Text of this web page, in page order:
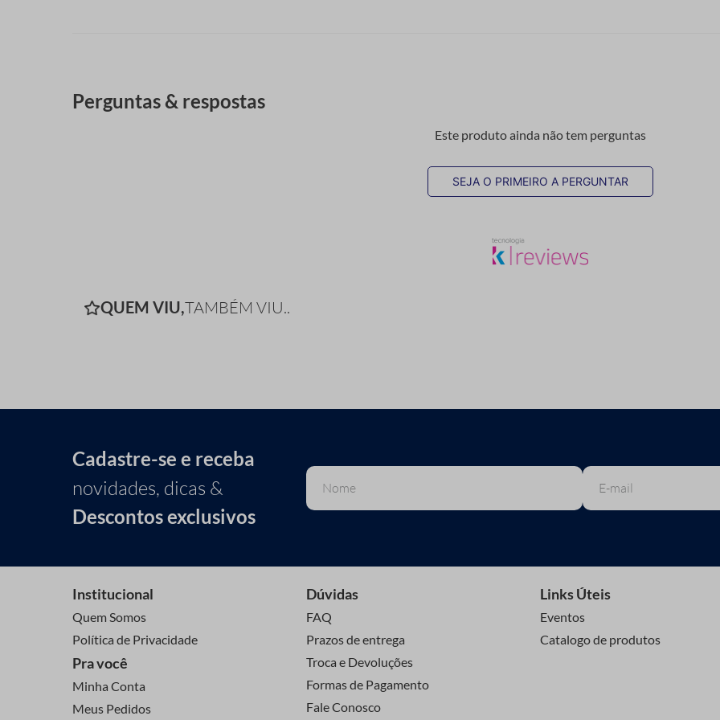
Perguntas & respostas
Este produto ainda não tem perguntas
SEJA O PRIMEIRO A PERGUNTAR
QUEM VIU,TAMBÉM VIU..
Cadastre-se e receba
novidades, dicas &
Descontos exclusivos
Institucional
Quem Somos
Política de Privacidade
Pra você
Minha Conta
Meus Pedidos
Dúvidas
FAQ
Prazos de entrega
Troca e Devoluções
Formas de Pagamento
Fale Conosco
Links Úteis
Eventos
Catalogo de produtos